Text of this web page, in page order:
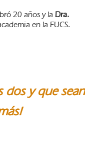
20 años y la Dra.
en la FUCS.
dos y que sean